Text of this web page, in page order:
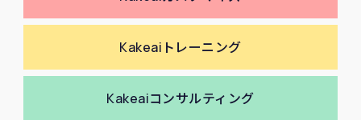
Kakeai トレーニング
Kakeaiコンサルティング